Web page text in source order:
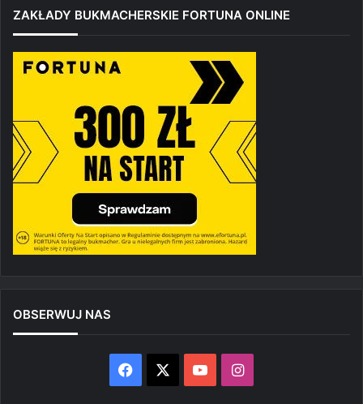
ZAKŁADY BUKMACHERSKIE FORTUNA ONLINE
OBSERWUJ NAS
Facebook YouTubeInstagram